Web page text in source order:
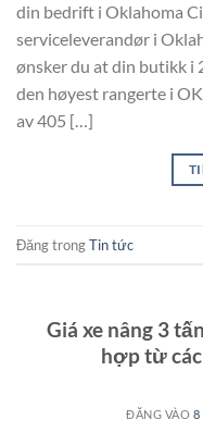
din bedrift i Oklahoma
serviceleverandør i
ønsker du at din butikk i
den høyest rangerte i
av 405 […]
Đăng trongTin tức
Giá xe nâng 3
hợp từ
ĐĂNG VÀO 8